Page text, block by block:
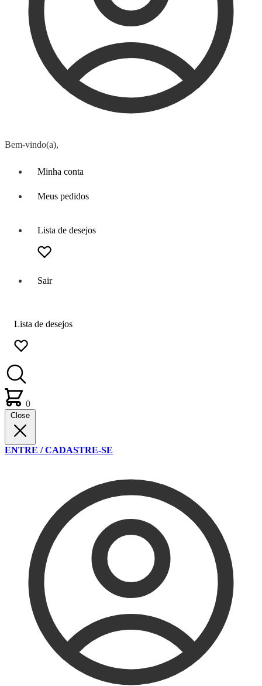
Bem-vindo(a),
Minha conta
Meus pedidos
Lista de desejos
Sair
Lista de desejos
0
Close
ENTRE / CADASTRE-SE